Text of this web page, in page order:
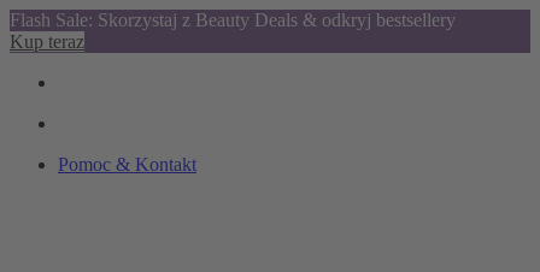
Flash Sale: Skorzystaj z Beauty Deals & odkryj bestsellery
Kup teraz
Pomoc & Kontakt